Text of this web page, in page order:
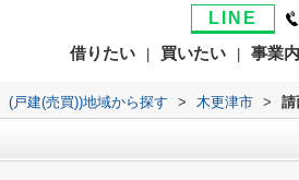
LINE
借りたい 買いたい 事業
(戸建(売買))地域から探す > 木更津市 > 請